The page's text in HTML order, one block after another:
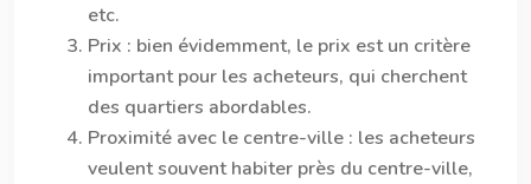
etc.
Prix : bien évidemment, le prix est un critère
important pour les acheteurs, qui cherchent
des quartiers abordables.
Proximité avec le centre-ville : les acheteurs
veulent souvent habiter près du centre-ville,